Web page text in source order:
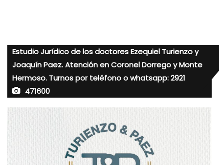
Estudio Jurídico de los doctores Ezequiel Turienzo y
Joaquín Paez. Atención en Coronel Dorrego y Monte
Hermoso. Turnos por teléfono o whatsapp: 2921
471600